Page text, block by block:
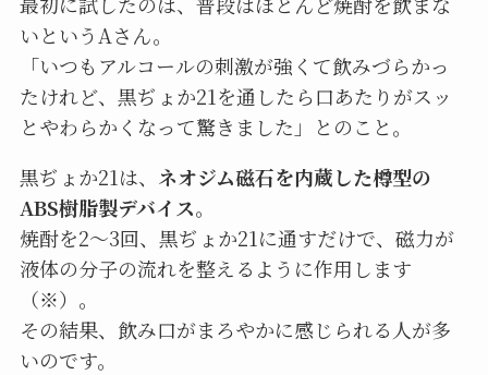
いというAさん。
「いつもアルコールの刺激が強くて飲みづらかっ
たけれど、黒ぢょか21を通したら口あたりがスッ
とやわらかくなって驚きました」とのこと。
黒ぢょか21は、 ネオジム磁石を内蔵した樽型の
ABS樹脂製デバイス。
焼酎を2〜3回、黒ぢょか21に通すだけで、磁力が
液体の分子の流れを整えるように作用します
（※）。
その結果、飲み口がまろやかに感じられる人が多
いのです。